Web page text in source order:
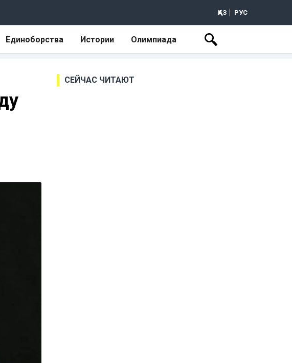
ҚАЗ РУС
Единоборства Истории Олимпиада
СЕЙЧАС ЧИТАЮТ